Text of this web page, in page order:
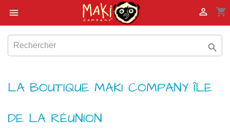
 shopping_cart


LA BOUTIQUE MAKI COMPANY ÎLE
DE LA RÉUNION